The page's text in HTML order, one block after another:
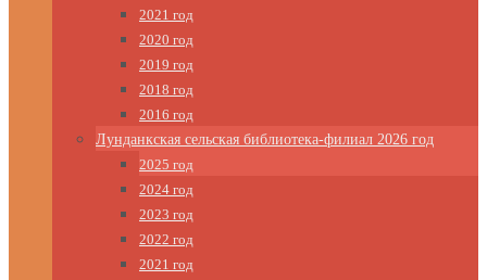
2021 год
2020 год
2019 год
2018 год
2016 год
Лунданкская сельская библиотека-филиал 2026 год
2025 год
2024 год
2023 год
2022 год
2021 год